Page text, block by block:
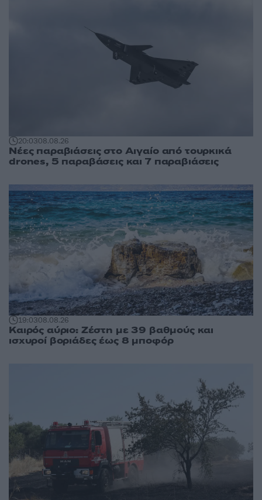
20:0308.08.26
Νέες παραβιάσεις στο Αιγαίο από τουρκικά
drones, 5 παραβάσεις και 7 παραβιάσεις
19:0308.08.26
Καιρός αύριο: Ζέστη με 39 βαθμούς και
ισχυροί βοριάδες έως 8 μποφόρ